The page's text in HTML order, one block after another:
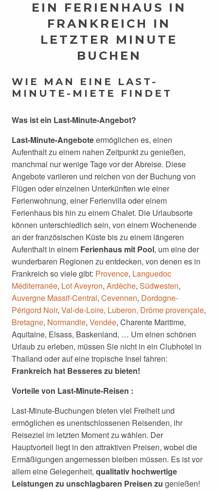
EIN FERIENHAUS IN
FRANKREICH IN
LETZTER MINUTE
BUCHEN
WIE MAN EINE LAST-
MINUTE-MIETE FINDET
Was ist ein Last-Minute-Angebot?
Last-Minute-Angeboteermöglichen es, einen
Aufenthalt zu einem nahen Zeitpunkt zu genießen,
manchmal nur wenige Tage vor der Abreise. Diese
Angebote variieren und reichen von der Buchung von
Flügen oder einzelnen Unterkünften wie einer
Ferienwohnung, einer Ferienvilla oder einem
Ferienhaus bis hin zu einem Chalet. Die Urlaubsorte
können unterschiedlich sein, von einem Wochenende
an der französischen Küste bis zu einem längeren
Aufenthalt in einem Ferienhaus mit Pool, um eine der
wunderbaren Regionen zu entdecken, von denen es in
Frankreich so viele gibt: Provence, Languedoc
Méditerranée, Lot Aveyron, Ardèche, Südwesten,
Auvergne Massif-Central, Cevennen, Dordogne-
Périgord Noir, Val-de-Loire, Luberon, Drôme provençale,
Bretagne, Normandie, Vendée, Charente Maritime,
Aquitaine, Elsass, Baskenland, … Um einen schönen
Urlaub zu erleben, müssen Sie nicht in ein Clubhotel in
Thailand oder auf eine tropische Insel fahren:
Frankreich hat Besseres zu bieten!
Vorteile von Last-Minute-Reisen :
Last-Minute-Buchungen bieten viel Freiheit und
ermöglichen es unentschlossenen Reisenden, ihr
Reiseziel im letzten Moment zu wählen. Der
Hauptvorteil liegt in den attraktiven Preisen, wobei die
Ermäßigungen angemessen bleiben müssen. Es ist vor
allem eine Gelegenheit, qualitativ hochwertige
Leistungen zu unschlagbaren Preisen zu genießen!